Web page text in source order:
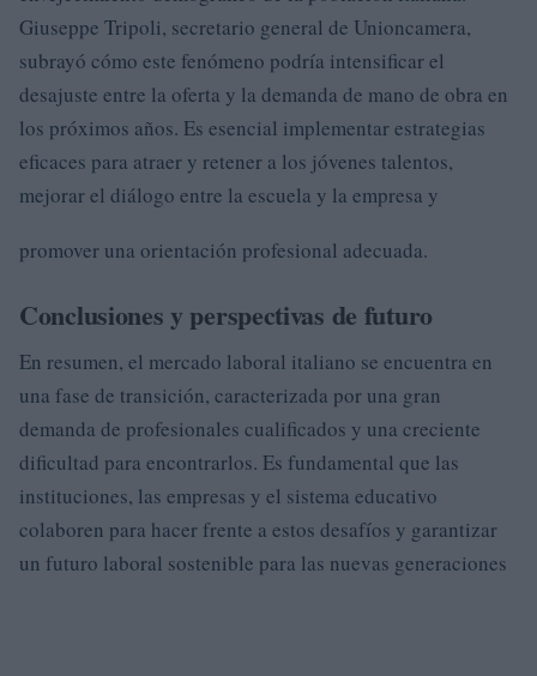
Giuseppe Tripoli, secretario general de Unioncamera,
subrayó cómo este fenómeno podría intensificar el
desajuste entre la oferta y la demanda de mano de obra en
los próximos años. Es esencial implementar estrategias
eficaces para atraer y retener a los jóvenes talentos,
mejorar el diálogo entre la escuela y la empresa y
promover una orientación profesional adecuada.
Conclusiones y perspectivas de futuro
En resumen, el mercado laboral italiano se encuentra en
una fase de transición, caracterizada por una gran
demanda de profesionales cualificados y una creciente
dificultad para encontrarlos. Es fundamental que las
instituciones, las empresas y el sistema educativo
colaboren para hacer frente a estos desafíos y garantizar
un futuro laboral sostenible para las nuevas generaciones